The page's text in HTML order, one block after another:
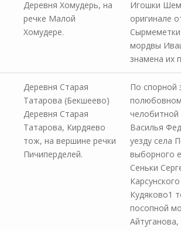
Деревня Хомудерь, на
речке Малой
Хомудере.
Игошки
оригинале
мордвы
знамена их
Деревня Старая
Татарова (Бекшеево)
Деревня Старая
Татарова, Кирдяево
тож, на вершине речки
Пичиперделей.
По спорной
челобитной
Василья
уезду села
выборного
Сеньки
Кудяково1
посопной